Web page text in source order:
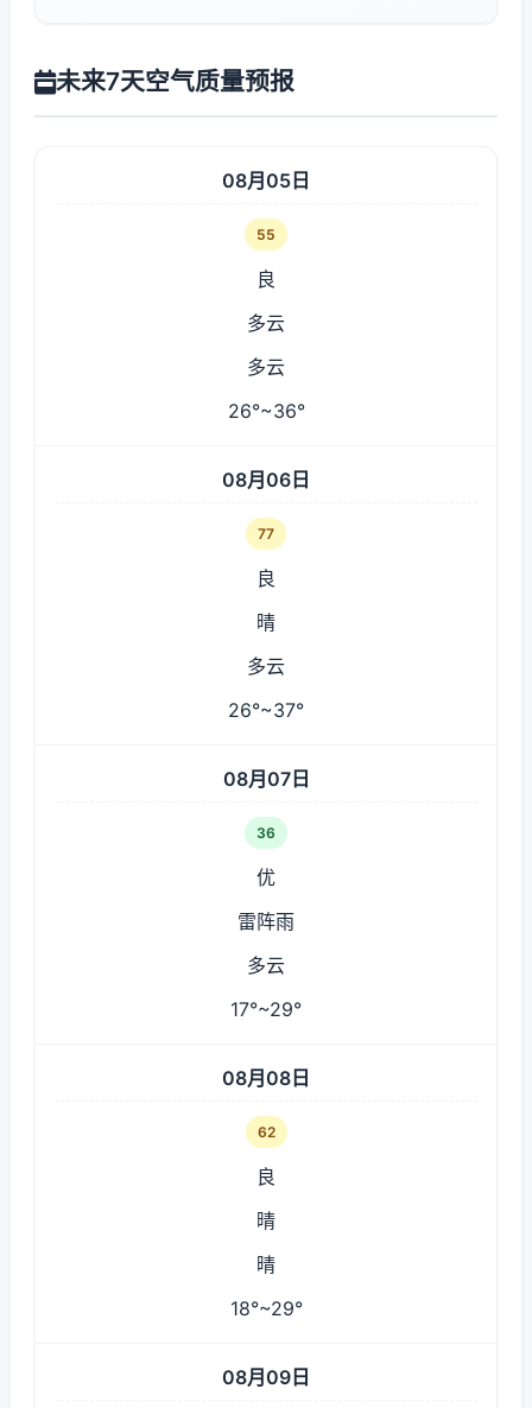
未来7天空气质量预报
08月05日
55
良
多云
多云
26°~36°
08月06日
77
良
晴
多云
26°~37°
08月07日
36
优
雷阵雨
多云
17°~29°
08月08日
62
良
晴
晴
18°~29°
08月09日